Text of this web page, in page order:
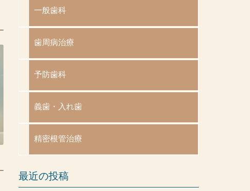
一般歯科
歯周病治療
予防歯科
義歯・入れ歯
精密根管治療
最近の投稿